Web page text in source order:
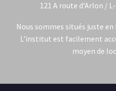
121 A route d’Arlon /
Nous sommes situés juste
L’institut est facilement
moyen de